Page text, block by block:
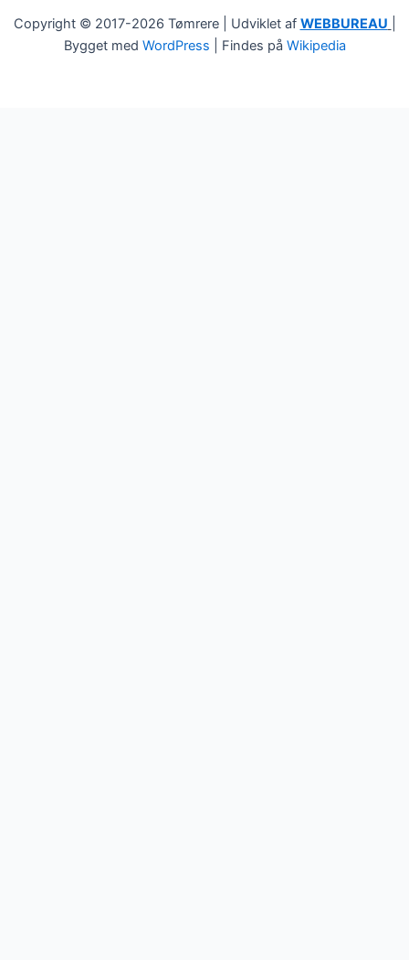
Copyright © 2017-2026 Tømrere | Udviklet af WEBBUREAU
Bygget med WordPress | Findes på Wikipedia